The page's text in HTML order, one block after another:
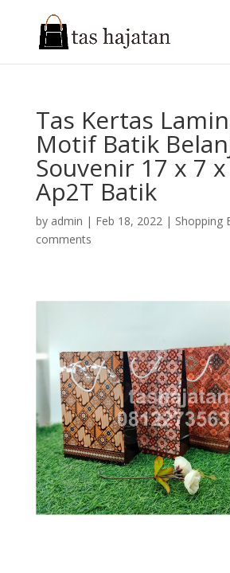
Tas Kertas
Motif Batik
Souvenir 17 x 7
Ap2T Batik
by admin | Feb 18, 2022| Shopping
comments